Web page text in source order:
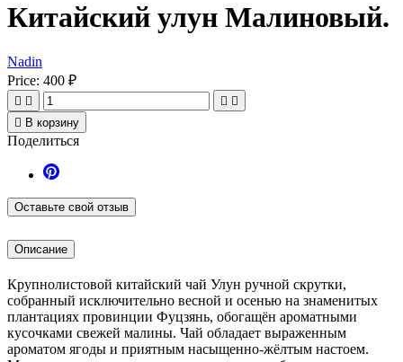
Китайский улун Малиновый.
Nadin
Price: 400 ₽
   
 В корзину
Поделиться
Оставьте свой отзыв
Описание
Крупнолистовой китайский чай Улун ручной скрутки,
собранный исключительно весной и осенью на знаменитых
плантациях провинции Фуцзянь, обогащён ароматными
кусочками свежей малины. Чай обладает выраженным
ароматом ягоды и приятным насыщенно-жёлтым настоем.